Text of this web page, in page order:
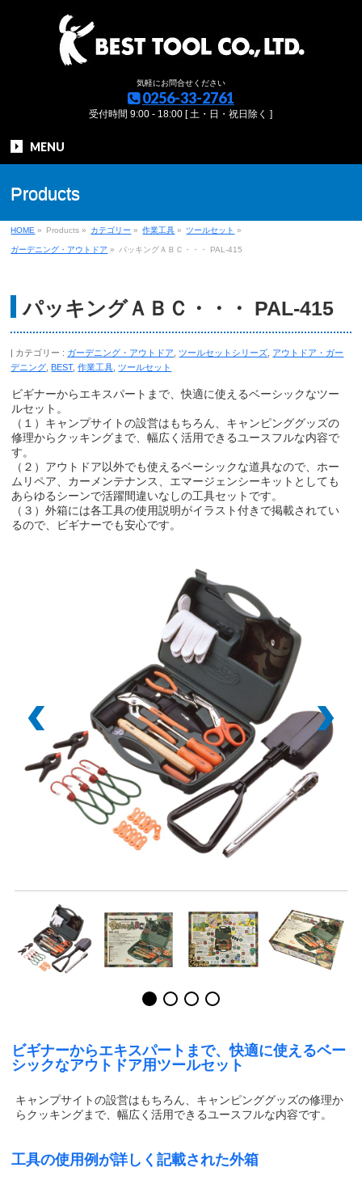
気軽にお問合せください
0256-33-2761
受付時間 9:00 - 18:00 [ 土・日・祝日除く ]
MENU
Products
HOME » Products » カテゴリー » 作業工具 » ツールセット »
ガーデニング・アウトドア » パッキングＡＢＣ・・・ PAL-415
パッキングＡＢＣ・・・ PAL-415
カテゴリー : ガーデニング・アウトドア ツールセットシリーズ アウトドア・ガー
デニング BEST,作業工具 ツールセット
ビギナーからエキスパートまで、快適に使えるベーシックなツー
ルセット。
（１）キャンプサイトの設営はもちろん、キャンピンググッズの
修理からクッキングまで、幅広く活用できるユースフルな内容で
す。
（２）アウトドア以外でも使えるベーシックな道具なので、ホー
ムリペア、カーメンテナンス、エマージェンシーキットとしても
あらゆるシーンで活躍間違いなしの工具セットです。
（３）外箱には各工具の使用説明がイラスト付きで掲載されてい
るので、ビギナーでも安心です。
ビギナーからエキスパートまで、快適に使えるベー
シックなアウトドア用ツールセット
キャンプサイトの設営はもちろん、キャンピンググッズの修理か
らクッキングまで、幅広く活用できるユースフルな内容です。
工具の使用例が詳しく記載された外箱